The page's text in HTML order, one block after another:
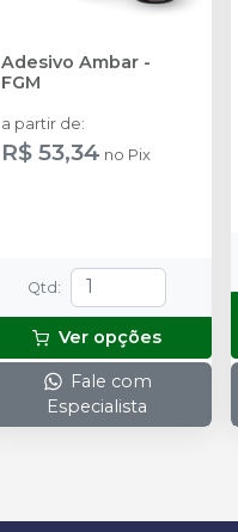
Adesivo Ambar -
FGM
a partir de:
R$ 53,34 no Pix
Qtd :
Ver opções
Fale com
Especialista